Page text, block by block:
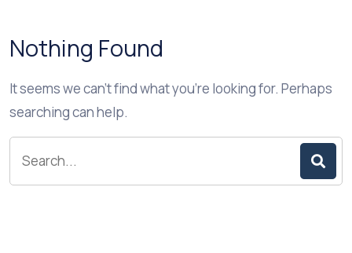
Nothing Found
It seems we can’t find what you’re looking for. Perhaps
searching can help.